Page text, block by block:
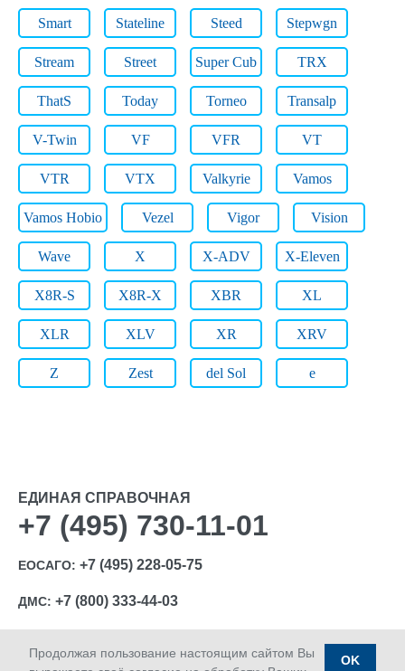
Smart Stateline Steed Stepwgn
Stream Street Super Cub TRX
ThatS Today Torneo Transalp
V-Twin VF VFR VT
VTR VTX Valkyrie Vamos
Vamos Hobio Vezel Vigor Vision
Wave X X-ADV X-Eleven
X8R-S X8R-X XBR XL
XLR XLV XR XRV
Z Zest del Sol e
Продолжая пользование настоящим сайтом Вы
OK
ЕДИНАЯ СПРАВОЧНАЯ
+7 (495) 730-11-01
ЕОСАГО: +7 (495) 228-05-75
ДМС: +7 (800) 333-44-03